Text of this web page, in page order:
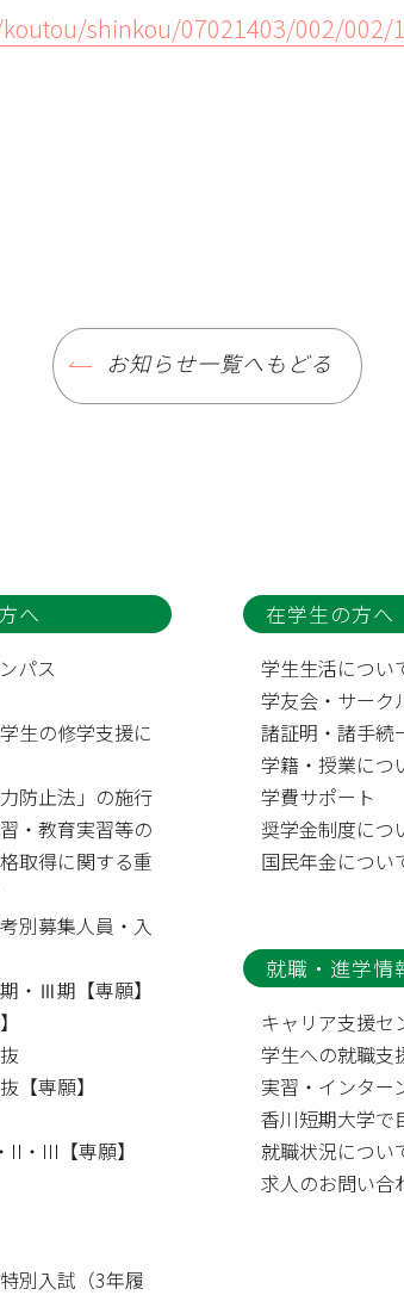
shinkou/07021403/002/002/
お知らせ一覧へもどる
へ
パス
生の修学支援に
防止法」の施行
・教育実習等の
取得に関する重
別募集人員・入
・Ⅲ期【専願】
【専願】
・III【専願】
別入試（3年履
在学生の方へ
学生生活につい
学友会・サーク
諸証明・諸手続
学籍・授業につ
学費サポート
奨学金制度につ
国民年金につい
就職・進学情
キャリア支援セ
学生への就職支
実習・インター
香川短期大学で
就職状況につい
求人のお問い合